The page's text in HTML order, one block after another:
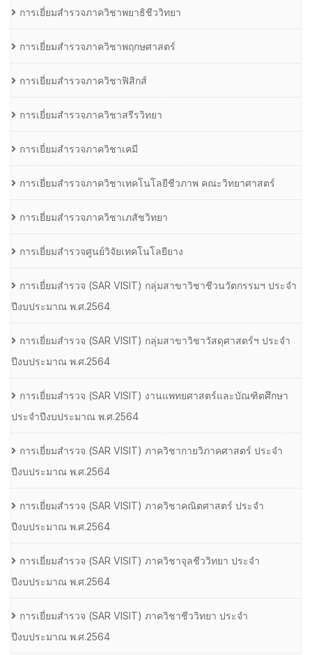
การเยี่ยมสำรวจภาควิชาพยาธิชีววิทยา
การเยี่ยมสำรวจภาควิชาพฤกษศาสตร์
การเยี่ยมสำรวจภาควิชาฟิสิกส์
การเยี่ยมสำรวจภาควิชาสรีรวิทยา
การเยี่ยมสำรวจภาควิชาเคมี
การเยี่ยมสำรวจภาควิชาเทคโนโลยีชีวภาพ คณะวิทยาศาสตร์
การเยี่ยมสำรวจภาควิชาเภสัชวิทยา
การเยี่ยมสำรวจศูนย์วิจัยเทคโนโลยียาง
การเยี่ยมสํารวจ (SAR VISIT) กลุ่มสาขาวิชาชีวนวัตกรรมฯ ประจํา
ปีงบประมาณ พ.ศ.2564
การเยี่ยมสํารวจ (SAR VISIT) กลุ่มสาขาวิชาวัสดุศาสตร์ฯ ประจํา
ปีงบประมาณ พ.ศ.2564
การเยี่ยมสํารวจ (SAR VISIT) งานแพทยศาสตร์และบัณฑิตศึกษา
ประจําปีงบประมาณ พ.ศ.2564
การเยี่ยมสํารวจ (SAR VISIT) ภาควิชากายวิภาคศาสตร์ ประจํา
ปีงบประมาณ พ.ศ.2564
การเยี่ยมสํารวจ (SAR VISIT) ภาควิชาคณิตศาสตร์ ประจํา
ปีงบประมาณ พ.ศ.2564
การเยี่ยมสํารวจ (SAR VISIT) ภาควิชาจุลชีววิทยา ประจํา
ปีงบประมาณ พ.ศ.2564
การเยี่ยมสํารวจ (SAR VISIT) ภาควิชาชีววิทยา ประจํา
ปีงบประมาณ พ.ศ.2564